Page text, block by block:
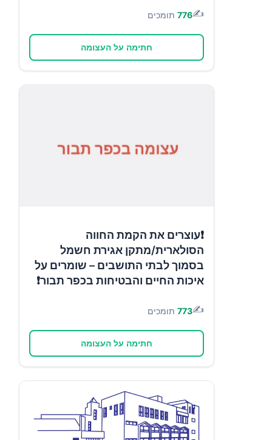
✍️
776 תומכים
חתימה על העצומה
❗עוצרים את הקמת החווה
הסולארית/מתקן אגירת חשמל
בסמוך לבתי התושבים – שומרים על
איכות החיים והבטיחות בכפר תבור❗
✍️
773 תומכים
חתימה על העצומה